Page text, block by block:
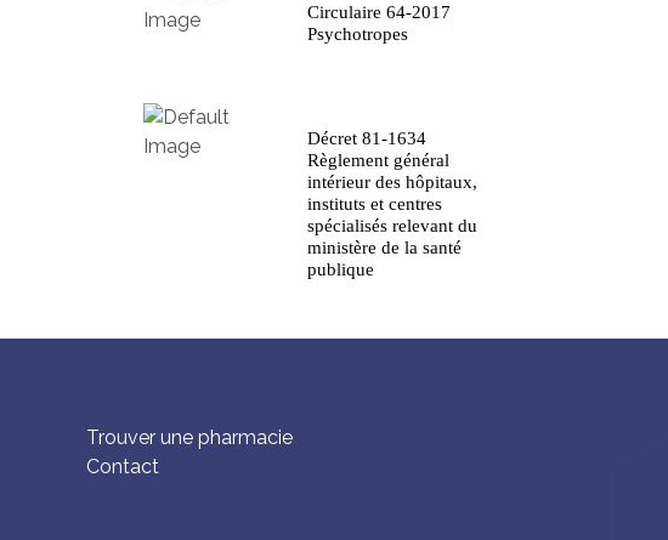
Circulaire 64-2017
Psychotropes
Décret 81-1634
Règlement général
intérieur des hôpitaux,
instituts et centres
spécialisés relevant du
ministère de la santé
publique
Trouver une pharmacie
Contact